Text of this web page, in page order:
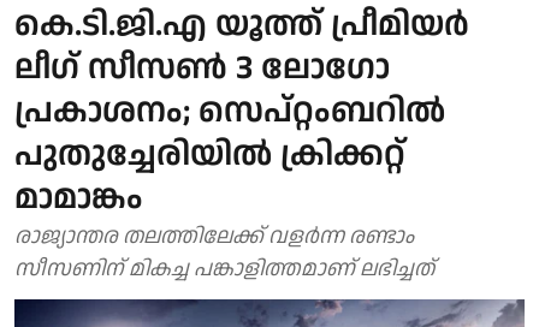
കെ.ടി.ജി.എ യൂത്ത് പ്രീമിയർ
ലീഗ് സീസൺ 3 ലോഗോ
പ്രകാശനം; സെപ്റ്റംബറിൽ
പുതുച്ചേരിയിൽ ക്രിക്കറ്റ്
മാമാങ്കം
രാജ്യാന്തര തലത്തിലേക്ക് വളർന്ന രണ്ടാം
സീസണിന് മികച്ച പങ്കാളിത്തമാണ് ലഭിച്ചത്